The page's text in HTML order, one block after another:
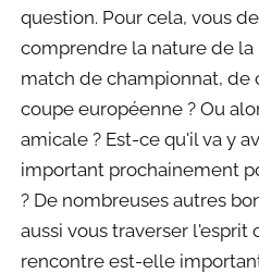
question. Pour cela, vous
comprendre la nature de la
match de championnat, de
coupe européenne ? Ou
amicale ? Est-ce qu'il va y
important prochainement
? De nombreuses autres
aussi vous traverser l'esprit
rencontre est-elle